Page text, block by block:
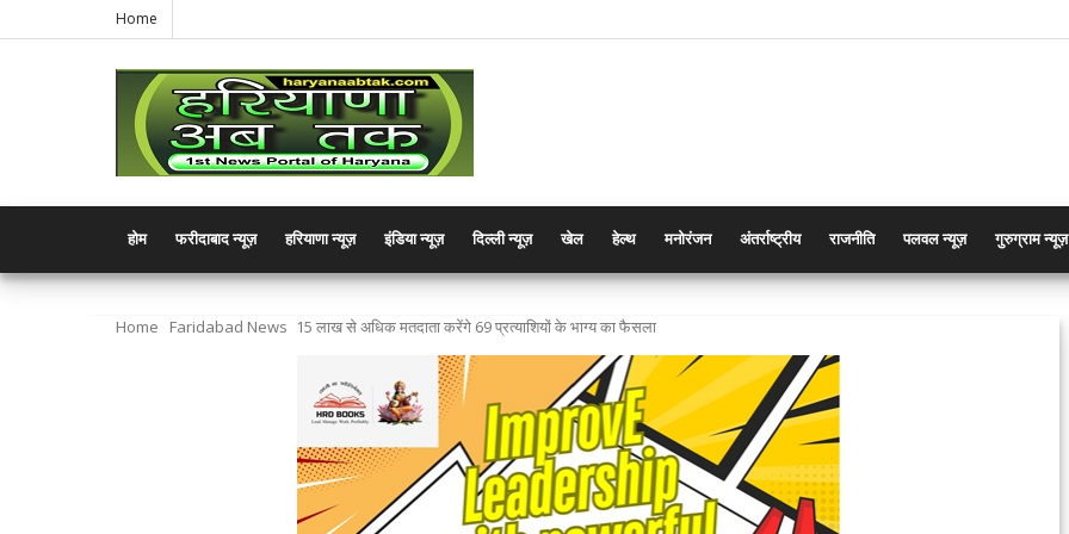
Home
होम फरीदाबाद न्यूज़ हरियाणा न्यूज़ इंडिया न्यूज़ दिल्ली न्यूज़ खेल हेल्थ मनोरंजन अंतर्राष्ट्रीय राजनीति पलवल न्यूज़ गुरुग्राम न्यूज़
Home Faridabad News 15 लाख से अधिक मतदाता करेंगे 69 प्रत्याशियों के भाग्य का फैसला